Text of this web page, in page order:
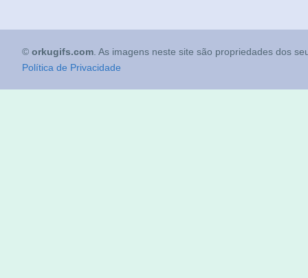
© orkugifs.com . As imagens neste site são propriedades dos
Política de Privacidade